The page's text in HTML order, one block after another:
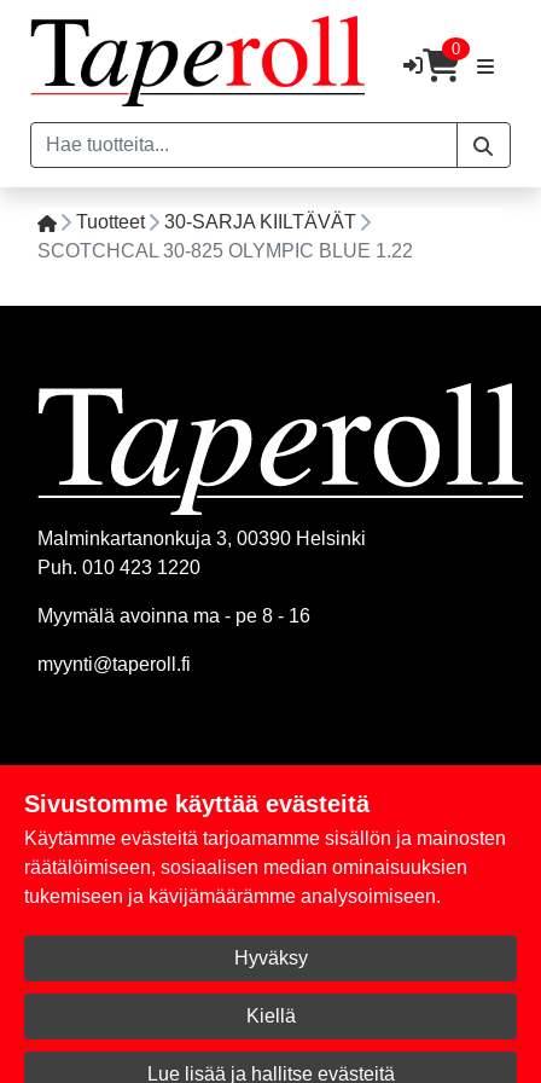
0
Tuotteet
30-SARJA KIILTÄVÄT
SCOTCHCAL 30-825 OLYMPIC BLUE 1.22
Malminkartanonkuja 3, 00390 Helsinki
Puh. 010 423 1220
Myymälä avoinna ma - pe 8 - 16
myynti@taperoll.fi
Linkit
Rekisteriseloste
Toimitus- ja maksuehdot
Kirjaudu sisään
© 2026 Taperoll
Sivustomme käyttää evästeitä
Käytämme evästeitä tarjoamamme sisällön ja mainosten
räätälöimiseen, sosiaalisen median ominaisuuksien
tukemiseen ja kävijämäärämme analysoimiseen.
Hyväksy
Kiellä
Lue lisää ja hallitse evästeitä